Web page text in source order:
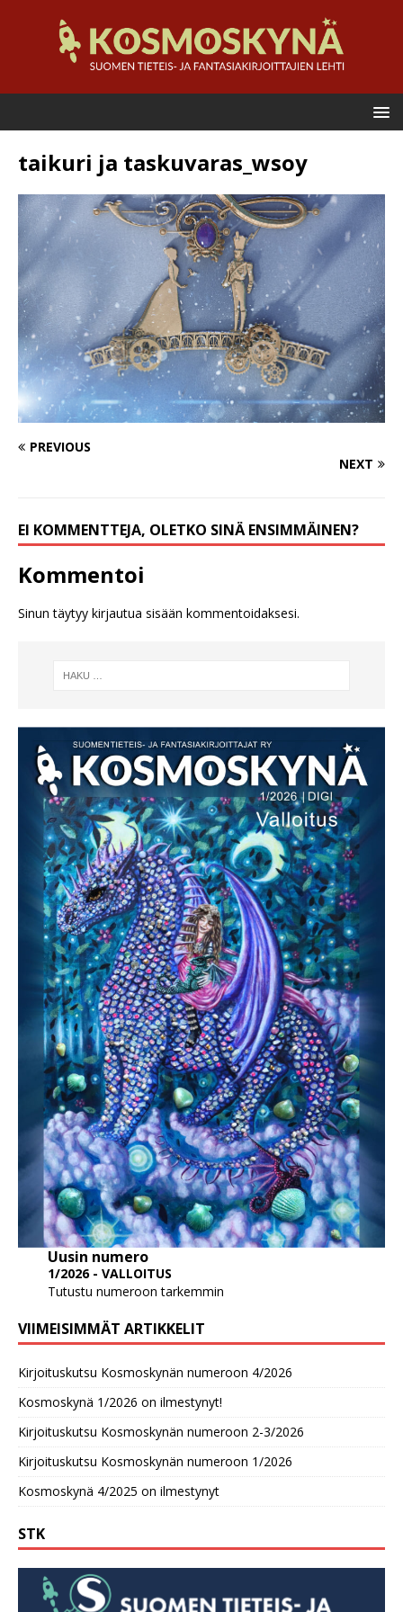
taikuri ja taskuvaras_wsoy
PREVIOUS
NEXT
EI KOMMENTTEJA, OLETKO SINÄ ENSIMMÄINEN?
Kommentoi
Sinun täytyy kirjautua sisään kommentoidaksesi.
Uusin numero
1/2026 - VALLOITUS
Tutustu numeroon tarkemmin
VIIMEISIMMÄT ARTIKKELIT
Kirjoituskutsu Kosmoskynän numeroon 4/2026
Kosmoskynä 1/2026 on ilmestynyt!
Kirjoituskutsu Kosmoskynän numeroon 2-3/2026
Kirjoituskutsu Kosmoskynän numeroon 1/2026
Kosmoskynä 4/2025 on ilmestynyt
STK